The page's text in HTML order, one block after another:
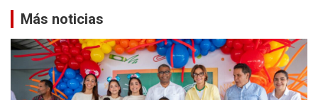
Más noticias